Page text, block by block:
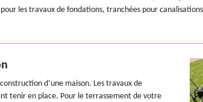
les travaux de fondations, tranchées pour
d’une maison. Les travaux de
tenir en place. Pour le terrassement de votre